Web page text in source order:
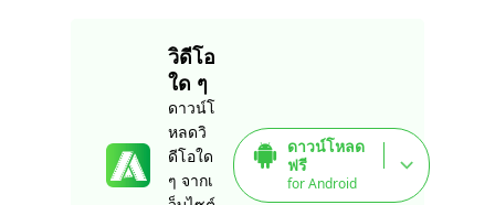
วิดีโอ
ใด ๆ
ดาวน์โ
หลดวิ
ดีโอใด
ๆ จากเ
ดาวน์โหลด
ฟรี
for Android